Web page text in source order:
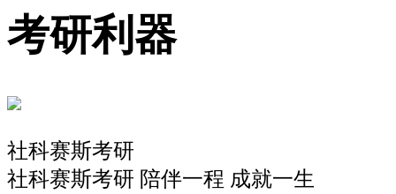
考研利器
社科赛斯考研
社科赛斯考研 陪伴一程 成就一生